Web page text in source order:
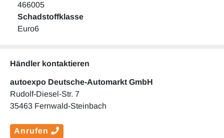
466005
Schadstoffklasse
Euro6
Händler kontaktieren
autoexpo Deutsche-Automarkt GmbH
Rudolf-Diesel-Str. 7
35463 Fernwald-Steinbach
Anrufen